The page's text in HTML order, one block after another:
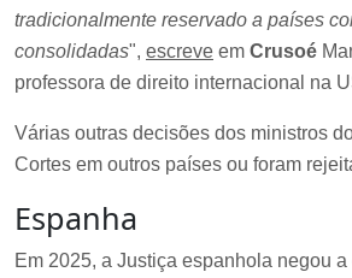
tradicionalmente reservado a países
consolidadas", escreve em Crusoé
professora de direito internacional na
Várias outras decisões dos ministros
Cortes em outros países ou foram
Espanha
Em 2025, a Justiça espanhola negou